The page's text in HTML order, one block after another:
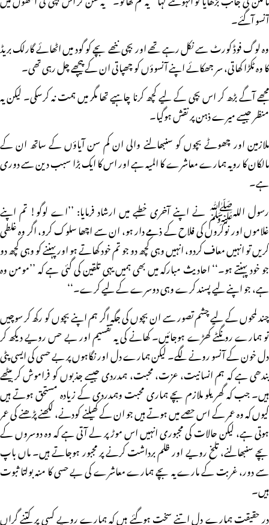
آنسو آگئے۔
وہ لوگ فوڈ کورٹ سے نکل رہے تھے اور بچی ننھے بچے کو گود میں اٹھائے گارلک بریڈ
کا وہ ٹکڑا کھاتی، سر جھکائے اپنے آنسوؤں کو چھپاتی ان کے پیچھے چل رہی تھی۔
مجھے آگے بڑھ کر اس بچی کے لیے کچھ کرنا چاہیے تھا مگر میں ہمت نہ کرسکی۔ لیکن یہ
منظر جیسے میرے ذہن پر نقش ہوگیا۔
ملازمین اور چھوٹے بچوں کو سنبھالنے والی ان کم سن آیاؤں کے ساتھ ان کے
مالکان کا رویہ ہمارے معاشرے کا المیہ ہے اور اس کا ایک بڑا سبب دین سے دوری
ہے۔
رسول اللہﷺ نے اپنے آخری خطبے میں ارشاد فرمایا: ’’اے لوگو! تم اپنے
غلاموں اور نوکروں کی فلاح کے ذمے دار ہو، ان سے اچھا سلوک کرو، اگر وہ غلطی
کریں تو انہیں معاف کردو، انہیں وہی کچھ دو جو تم خود کھاتے ہو اور پہننے کو وہی کچھ دو
جو خود پہنتے ہو۔‘‘ احادیث مبارکہ میں بھی ہمیں یہی تلقین کی گئی ہے کہ ’’مومن وہ
ہے، جو اپنے لیے پسند کرے وہی دوسرے کے لیے کرے۔‘‘
چند لمحوں کے لیے چشم تصور سے ان بچوں کی جگہ اگر ہم اپنے بچوں کو رکھ کر سوچیں
تو ہمارے رونگٹے کھڑے ہوجائیں۔ کھانے کی یہ تقسیم اور بے حس رویے دیکھ کر
دل خون کے آنسو رونے لگے۔ لیکن ہمارے دل اور نگاہوں پر بے حسی کی ایسی پٹی
بندھی ہے کہ ہم انسانیت، عزت، محبت، ہمدردی جیسے جذبوں کو فراموش کر بیٹھے
ہیں۔ جب کہ گھریلو ملازم بچے ہماری محبت وہمدردی کے زیادہ مستحق ہوتے ہیں
کیوں کہ وہ عمر کے اس حصے میں ہوتے ہیں جو ان کے کھیلنے کودنے، لکھنے پڑھنے کی عمر
ہوتی ہے، لیکن حالات کی مجبوری انہیں اس موڑ پر لے آتی ہے کہ وہ دوسروں کے
بچے سنبھالنے، تلخ رویے اور ظلم برداشت کرنے پر مجبور ہوجاتے ہیں۔ ماں باپ
سے دور، غربت کے مارے یہ بچے ہمارے معاشرے کی بے حسی کا منہ بولتا ثبوت
ہیں۔
در حقیقت ہمارے دل اتنے سخت ہوگئے ہیں کہ ہمارے رویے کسی پر کتنے گراں